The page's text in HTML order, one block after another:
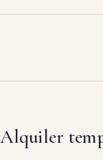
Alquiler